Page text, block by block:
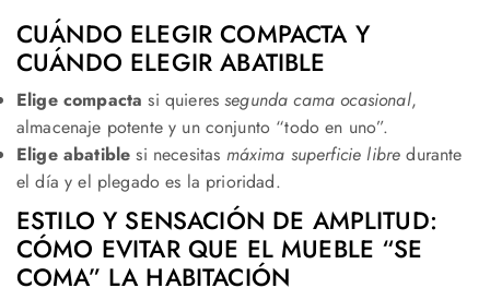
CUÁNDO ELEGIR COMPACTA Y
CUÁNDO ELEGIR ABATIBLE
Elige compacta si quieressegunda cama ocasional,
almacenaje potente y un conjunto “todo en uno”.
Elige abatible si necesitas máxima superficie libre durante
el día y el plegado es la prioridad.
ESTILO Y SENSACIÓN DE AMPLITUD:
CÓMO EVITAR QUE EL MUEBLE “SE
COMA” LA HABITACIÓN